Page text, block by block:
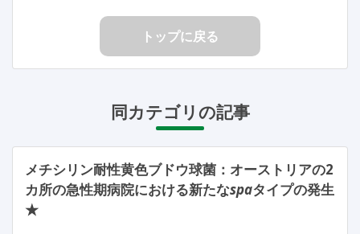
トップに戻る
同カテゴリの記事
メチシリン耐性黄色ブドウ球菌：オーストリアの2
カ所の急性期病院における新たなspaタイプの発生
★